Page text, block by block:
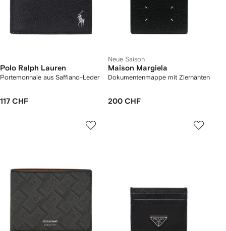
Polo Ralph Lauren
Portemonnaie aus Saffiano-Leder
117 CHF
Neue Saison
Maison Margiela
Dokumentenmappe mit Ziernähten
200 CHF